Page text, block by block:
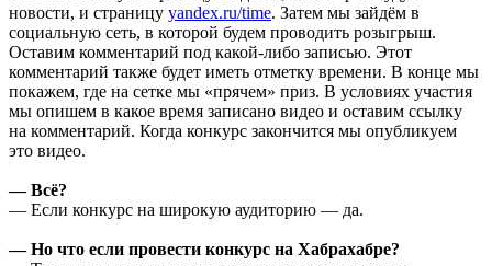
новости, и страницу yandex.ru/time. Затем мы зайдём в
социальную сеть, в которой будем проводить розыгрыш.
Оставим комментарий под какой-либо записью. Этот
комментарий также будет иметь отметку времени. В конце мы
покажем, где на сетке мы «прячем» приз. В условиях участия
мы опишем в какое время записано видео и оставим ссылку
на комментарий. Когда конкурс закончится мы опубликуем
это видео.
— Всё?
— Если конкурс на широкую аудиторию — да.
— Но что если провести конкурс на Хабрахабре?